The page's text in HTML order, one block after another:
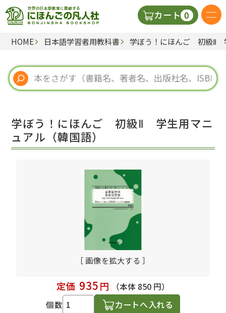
カート 0
日本語の教科書
視聴覚・補助教材
教師用参考書
HOME 日本語学習者用教科書 学ぼう！にほんご 初級Ⅱ
学ぼう！にほんご 初級Ⅱ 学生用マニ
ュアル（韓国語）
［ 画像を拡大する ］
定価 935円
（本体 850 円）
個数
カートへ入れる